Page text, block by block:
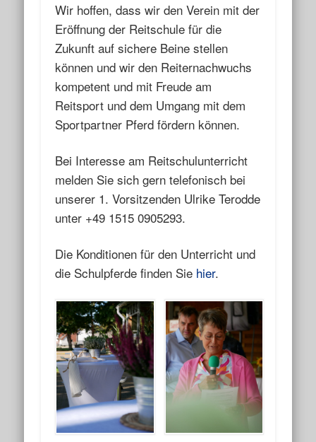
Wir hoffen, dass wir den Verein mit der
Eröffnung der Reitschule für die
Zukunft auf sichere Beine stellen
können und wir den Reiternachwuchs
kompetent und mit Freude am
Reitsport und dem Umgang mit dem
Sportpartner Pferd fördern können.
Bei Interesse am Reitschulunterricht
melden Sie sich gern telefonisch bei
unserer 1. Vorsitzenden Ulrike Terodde
unter +49 1515 0905293.
Die Konditionen für den Unterricht und
die Schulpferde finden Sie hier.